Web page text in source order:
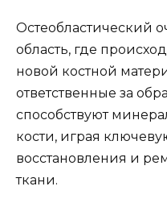
Остеобластический
область, где
новой костной
ответственные за
способствуют
кости, играя
восстановления и
ткани.